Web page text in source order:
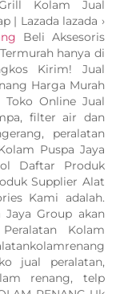
Kolam Jual
| Lazada lazada ›
Beli Aksesoris
hanya di
Kirim! Jual
Harga Murah
Toko Online Jual
filter air dan
peralatan
Puspa Jaya
Daftar Produk
Supplier Alat
Kami adalah.
Jaya Group akan
Kolam
jual peralatan,
renang, telp